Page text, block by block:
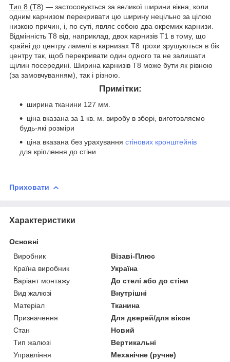
Тип 8 (Т8) — застосовується за великої ширини вікна, коли
одним карнизом перекривати цю ширину нецільно за цілою
низкою причин, і, по суті, являє собою два окремих карнизи.
Відмінність Т8 від, наприклад, двох карнизів Т1 в тому, що
крайні до центру ламелі в карнизах Т8 трохи зрушуються в бік
центру так, щоб перекривати один одного та не залишати
щілин посередині. Ширина карнизів Т8 може бути як рівною
(за замовчуванням), так і різною.
Примітки:
ширина тканини 127 мм.
ціна вказана за 1 кв. м. виробу в зборі, виготовляємо
будь-які розміри
ціна вказана без урахування стінових кронштейнів
для кріплення до стіни
Приховати
Характеристики
Основні
Виробник
Візаві-Плюс
Країна виробник
Україна
Варіант монтажу
До стелі або до стіни
Вид жалюзі
Внутрішні
Матеріал
Тканина
Призначення
Для дверей/для вікон
Стан
Новий
Тип жалюзі
Вертикальні
Управління
Механічне (ручне)